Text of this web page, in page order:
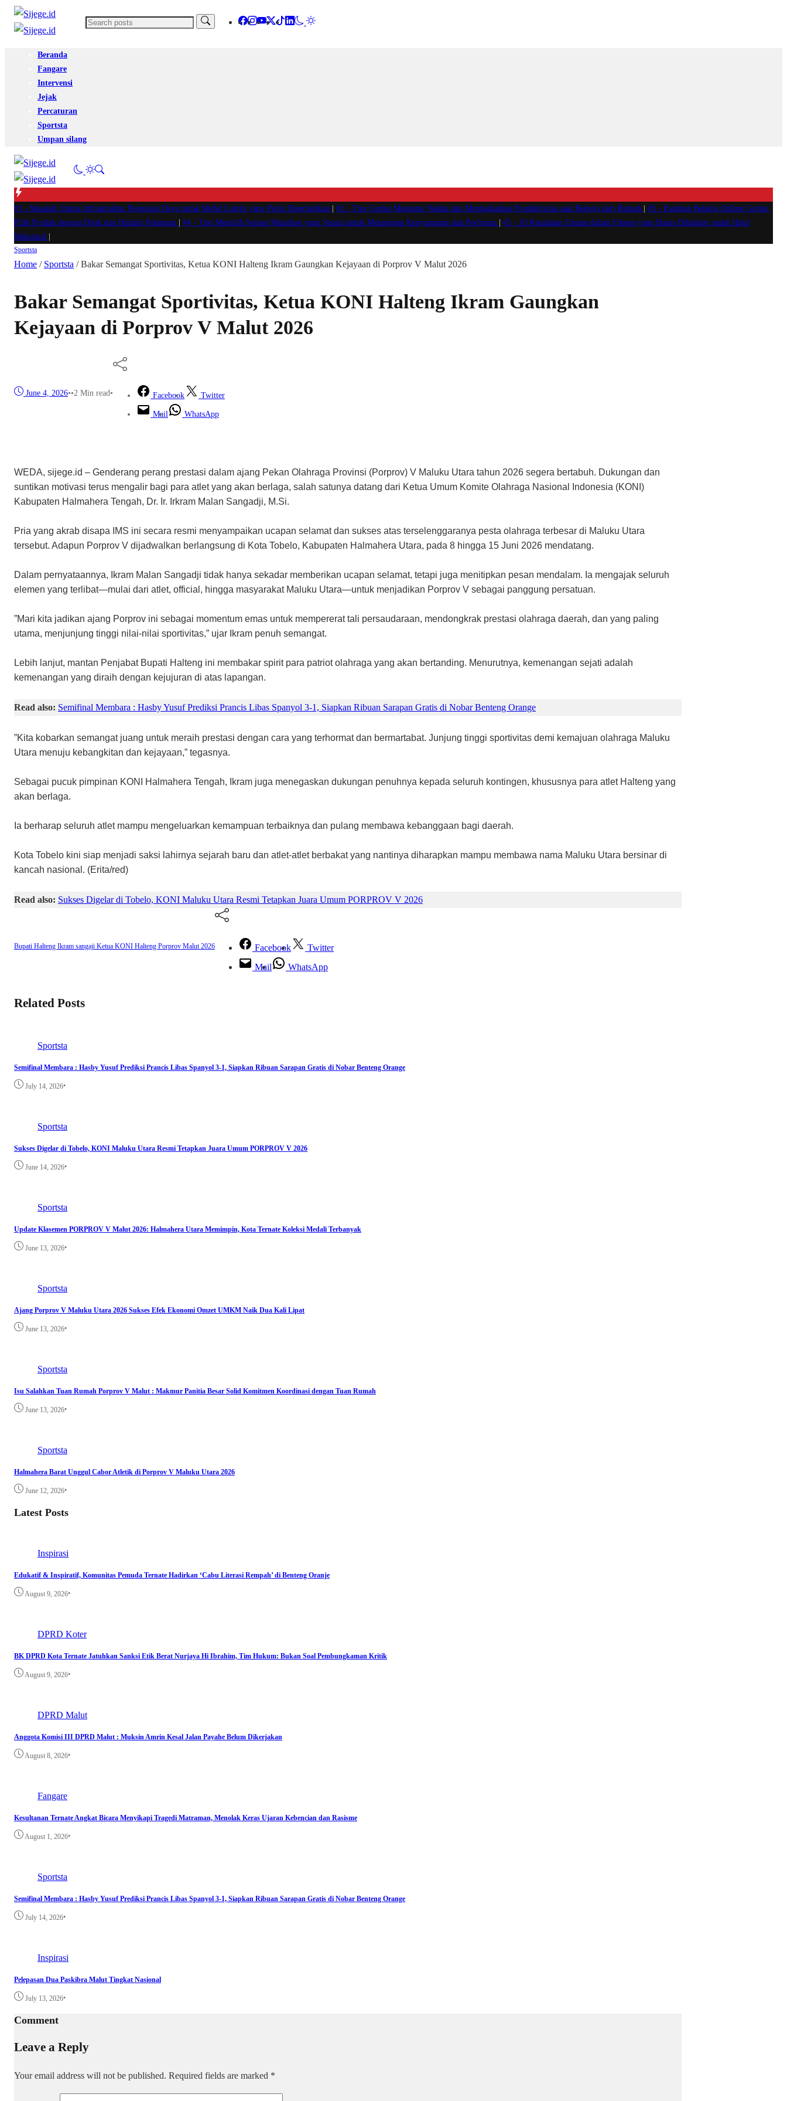
Beranda
Fangare
Intervensi
Jejak
Percaturan
Sportsta
Umpan silang
#1 - Masalah Utama Infrastruktur Pengisian Daya untuk Mobil Listrik yang Perlu Diperhatikan #2 - Tips Cerdas Mengatur Waktu dan Meningkatkan Produktivitas saat Bekerja dari Rumah #3 - Panduan Belanja Online Cerdas:
Pilih Produk dengan Bijak dan Hindari Penipuan
#4 - Tips Memilih Sepatu Marathon yang Sesuai untuk Menunjang Kenyamanan dan Performa #5 - 10 Kesalahan Umum dalam Fitness yang Harus Dihindari untuk Hasil
Maksimal
Sportsta
Home / Sportsta /Bakar Semangat Sportivitas, Ketua KONI Halteng Ikram Gaungkan Kejayaan di Porprov V Malut 2026
Bakar Semangat Sportivitas, Ketua KONI Halteng Ikram Gaungkan
Kejayaan di Porprov V Malut 2026
June 4, 2026••2 Min read• Facebook Twitter
Mail WhatsApp
WEDA, sijege.id – Genderang perang prestasi dalam ajang Pekan Olahraga Provinsi (Porprov) V Maluku Utara tahun 2026 segera bertabuh. Dukungan dan
suntikan motivasi terus mengalir bagi para atlet yang akan berlaga, salah satunya datang dari Ketua Umum Komite Olahraga Nasional Indonesia (KONI)
Kabupaten Halmahera Tengah, Dr. Ir. Irkram Malan Sangadji, M.Si.
​Pria yang akrab disapa IMS ini secara resmi menyampaikan ucapan selamat dan sukses atas terselenggaranya pesta olahraga terbesar di Maluku Utara
tersebut. Adapun Porprov V dijadwalkan berlangsung di Kota Tobelo, Kabupaten Halmahera Utara, pada 8 hingga 15 Juni 2026 mendatang.
​Dalam pernyataannya, Ikram Malan Sangadji tidak hanya sekadar memberikan ucapan selamat, tetapi juga menitipkan pesan mendalam. Ia mengajak seluruh
elemen yang terlibat—mulai dari atlet, official, hingga masyarakat Maluku Utara—untuk menjadikan Porprov V sebagai panggung persatuan.
​”Mari kita jadikan ajang Porprov ini sebagai momentum emas untuk mempererat tali persaudaraan, mendongkrak prestasi olahraga daerah, dan yang paling
utama, menjunjung tinggi nilai-nilai sportivitas,” ujar Ikram penuh semangat.
​Lebih lanjut, mantan Penjabat Bupati Halteng ini membakar spirit para patriot olahraga yang akan bertanding. Menurutnya, kemenangan sejati adalah
kemenangan yang diraih dengan kejujuran di atas lapangan.
Read also: Semifinal Membara : Hasby Yusuf Prediksi Prancis Libas Spanyol 3-1, Siapkan Ribuan Sarapan Gratis di Nobar Benteng Orange
​”Kita kobarkan semangat juang untuk meraih prestasi dengan cara yang terhormat dan bermartabat. Junjung tinggi sportivitas demi kemajuan olahraga Maluku
Utara menuju kebangkitan dan kejayaan,” tegasnya.
​Sebagai pucuk pimpinan KONI Halmahera Tengah, Ikram juga menegaskan dukungan penuhnya kepada seluruh kontingen, khususnya para atlet Halteng yang
akan berlaga.
Ia berharap seluruh atlet mampu mengeluarkan kemampuan terbaiknya dan pulang membawa kebanggaan bagi daerah.
​Kota Tobelo kini siap menjadi saksi lahirnya sejarah baru dan atlet-atlet berbakat yang nantinya diharapkan mampu membawa nama Maluku Utara bersinar di
kancah nasional. (Erita/red)
Read also: Sukses Digelar di Tobelo, KONI Maluku Utara Resmi Tetapkan Juara Umum PORPROV V 2026
Bupati Halteng Ikram sangaji Ketua KONI Halteng Porprov Malut 2026 Facebook
Twitter
Mail
WhatsApp
Related Posts
Sportsta
Semifinal Membara : Hasby Yusuf Prediksi Prancis Libas Spanyol 3-1, Siapkan Ribuan Sarapan Gratis di Nobar Benteng Orange
July 14, 2026•
Sportsta
Sukses Digelar di Tobelo, KONI Maluku Utara Resmi Tetapkan Juara Umum PORPROV V 2026
June 14, 2026•
Sportsta
Update Klasemen PORPROV V Malut 2026: Halmahera Utara Memimpin, Kota Ternate Koleksi Medali Terbanyak
June 13, 2026•
Sportsta
Ajang Porprov V Maluku Utara 2026 Sukses Efek Ekonomi Omzet UMKM Naik Dua Kali Lipat
June 13, 2026•
Sportsta
Isu Salahkan Tuan Rumah Porprov V Malut : Makmur Panitia Besar Solid Komitmen Koordinasi dengan Tuan Rumah
June 13, 2026•
Sportsta
Halmahera Barat Unggul Cabor Atletik di Porprov V Maluku Utara 2026
June 12, 2026•
Latest Posts
Inspirasi
Edukatif & Inspiratif, Komunitas Pemuda Ternate Hadirkan ‘Cabu Literasi Rempah’ di Benteng Oranje
August 9, 2026•
DPRD Koter
BK DPRD Kota Ternate Jatuhkan Sanksi Etik Berat Nurjaya Hi Ibrahim, Tim Hukum: Bukan Soal Pembungkaman Kritik
August 9, 2026•
DPRD Malut
Anggota Komisi III DPRD Malut : Muksin Amrin Kesal Jalan Payahe Belum Dikerjakan
August 8, 2026•
Fangare
Kesultanan Ternate Angkat Bicara Menyikapi Tragedi Matraman, Menolak Keras Ujaran Kebencian dan Rasisme
August 1, 2026•
Sportsta
Semifinal Membara : Hasby Yusuf Prediksi Prancis Libas Spanyol 3-1, Siapkan Ribuan Sarapan Gratis di Nobar Benteng Orange
July 14, 2026•
Inspirasi
Pelepasan Dua Paskibra Malut Tingkat Nasional
July 13, 2026•
Comment
Leave a Reply
Your email address will not be published. Required fields are marked *